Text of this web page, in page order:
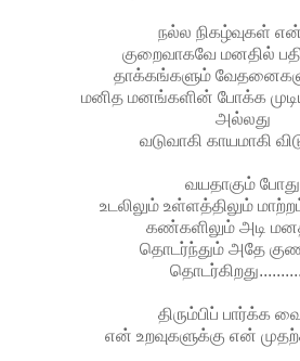
நல்ல நிகழ்வுகள்
குறைவாகவே மனதில்
தாக்கங்களும்
மனித மனங்களின் போக்க
அல்லது
வடுவாகி காயமாகி
வயதாகும் போது
உடலிலும் உள்ளத்திலும்
கண்களிலும் அடி
தொடர்ந்தும் அதே
திரும்பிப் பார்க்க
என் உறவுகளுக்கு என்